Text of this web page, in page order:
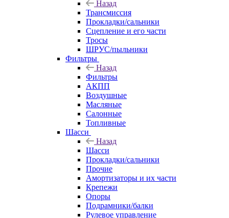
Назад
Трансмиссия
Прокладки/сальники
Сцепление и его части
Тросы
ШРУС/пыльники
Фильтры
Назад
Фильтры
АКПП
Воздушные
Масляные
Салонные
Топливные
Шасси
Назад
Шасси
Прокладки/сальники
Прочие
Амортизаторы и их части
Крепежи
Опоры
Подрамники/балки
Рулевое управление